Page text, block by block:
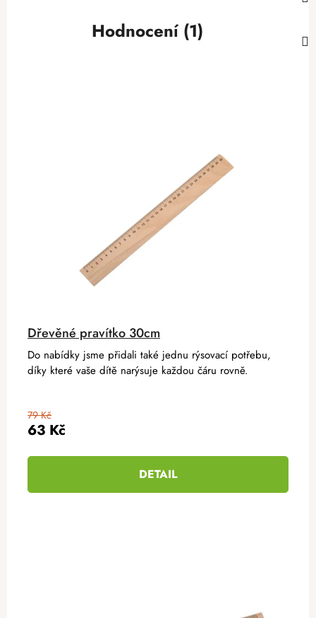
Hodnocení (1)
Dřevěné pravítko 30cm
63 Kč
79 Kč
DETAIL
Do nabídky jsme přidali také jednu rýsovací potřebu,
díky které vaše dítě narýsuje každou čáru rovně.